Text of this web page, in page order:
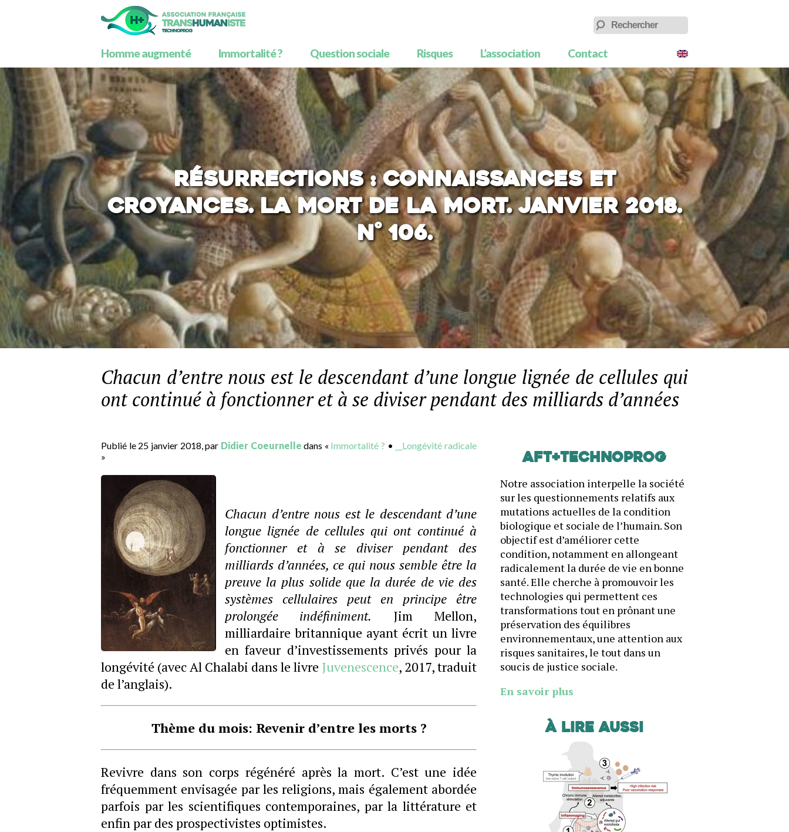
Homme augmenté Immortalité ? Question sociale Risques L’association Contact
Résurrections : connaissances et
croyances. La mort de la mort. Janvier 2018.
N° 106.
Chacun d’entre nous est le descendant d’une longue lignée de cellules qui
ont continué à fonctionner et à se diviser pendant des milliards d’années
Publié le 25 janvier 2018, par Didier Coeurnelle dans « Immortalité ? •
__Longévité radicale
»
Chacun d’entre nous est le descendant d’une
longue lignée de cellules qui ont continué à
fonctionner et à se diviser pendant des
milliards d’années, ce qui nous semble être la
preuve la plus solide que la durée de vie des
systèmes cellulaires peut en principe être
prolongée indéfiniment. Jim Mellon,
milliardaire britannique ayant écrit un livre
en faveur d’investissements privés pour la
longévité (avec Al Chalabi dans le livre Juvenescence, 2017, traduit
de l’anglais).
Thème du mois: Revenir d’entre les morts ?
Revivre dans son corps régénéré après la mort. C’est une idée
fréquemment envisagée par les religions, mais également abordée
parfois par les scientifiques contemporaines, par la littérature et
enfin par des prospectivistes optimistes.
AFT+Technoprog
Notre association interpelle la société
sur les questionnements relatifs aux
mutations actuelles de la condition
biologique et sociale de l’humain. Son
objectif est d’améliorer cette
condition, notamment en allongeant
radicalement la durée de vie en bonne
santé. Elle cherche à promouvoir les
technologies qui permettent ces
transformations tout en prônant une
préservation des équilibres
environnementaux, une attention aux
risques sanitaires, le tout dans un
soucis de justice sociale.
En savoir plus
À lire aussi